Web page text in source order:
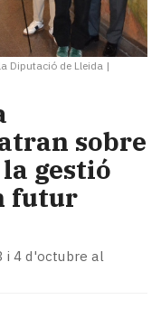
Diputació de Lleida |
sobre
gestió
futur
i 4 d'octubre al